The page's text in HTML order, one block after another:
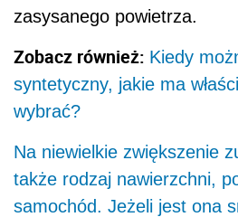
zasysanego powietrza.
Zobacz również: Kiedy
syntetyczny, jakie ma
wybrać?
Na niewielkie zwiększenie
także rodzaj nawierzchni,
samochód. Jeżeli jest ona